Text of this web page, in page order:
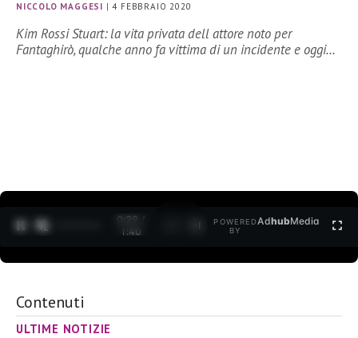
NICCOLO MAGGESI |4 FEBBRAIO 2020
Kim Rossi Stuart: la vita privata dell attore noto per
Fantaghirò, qualche anno fa vittima di un incidente e oggi…
0:30 /
1:40
POWERED
BY
AdhubMedia
Contenuti
ULTIME NOTIZIE